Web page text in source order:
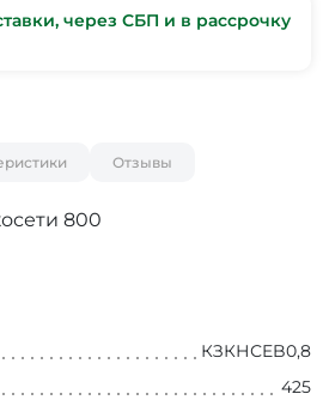
через СБП и в рассрочку
Отзывы
800
КЗКНСEB0,8
425